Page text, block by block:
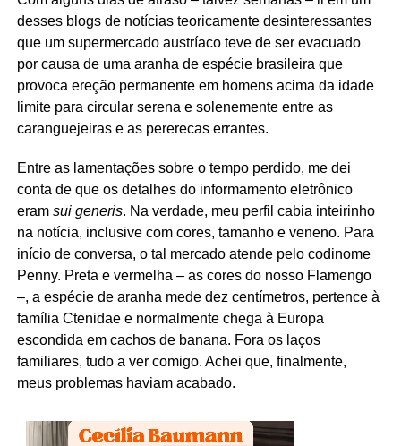
desses blogs de notícias teoricamente desinteressantes
que um supermercado austríaco teve de ser evacuado
por causa de uma aranha de espécie brasileira que
provoca ereção permanente em homens acima da idade
limite para circular serena e solenemente entre as
caranguejeiras e as pererecas errantes.
Entre as lamentações sobre o tempo perdido, me dei
conta de que os detalhes do informamento eletrônico
eram sui generis. Na verdade, meu perfil cabia inteirinho
na notícia, inclusive com cores, tamanho e veneno. Para
início de conversa, o tal mercado atende pelo codinome
Penny. Preta e vermelha – as cores do nosso Flamengo
–, a espécie de aranha mede dez centímetros, pertence à
família Ctenidae e normalmente chega à Europa
escondida em cachos de banana. Fora os laços
familiares, tudo a ver comigo. Achei que, finalmente,
meus problemas haviam acabado.